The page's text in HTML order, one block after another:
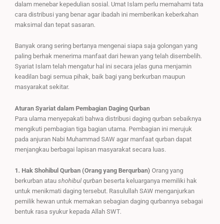
dalam menebar kepedulian sosial. Umat Islam perlu memahami tata
cara distribusi yang benar agar ibadah ini memberikan keberkahan
maksimal dan tepat sasaran.
Banyak orang sering bertanya mengenai siapa saja golongan yang
paling berhak menerima manfaat dari hewan yang telah disembelih.
Syariat Islam telah mengatur hal ini secara jelas guna menjamin
keadilan bagi semua pihak, baik bagi yang berkurban maupun
masyarakat sekitar.
Aturan Syariat dalam Pembagian Daging Qurban
Para ulama menyepakati bahwa distribusi daging qurban sebaiknya
mengikuti pembagian tiga bagian utama. Pembagian ini merujuk
pada anjuran Nabi Muhammad SAW agar manfaat qurban dapat
menjangkau berbagai lapisan masyarakat secara luas.
1. Hak Shohibul Qurban (Orang yang Berqurban) Orang yang
berkurban atau shohibul qurban beserta keluarganya memiliki hak
untuk menikmati daging tersebut. Rasulullah SAW menganjurkan
pemilik hewan untuk memakan sebagian daging qurbannya sebagai
bentuk rasa syukur kepada Allah SWT.